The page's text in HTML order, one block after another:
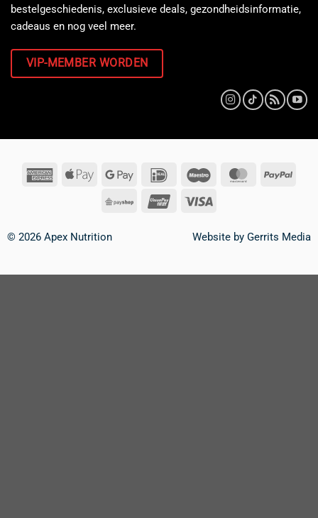
bestelgeschiedenis, exclusieve deals, gezondheidsinformatie,
cadeaus en nog veel meer.
VIP-MEMBER WORDEN
© 2026 Apex Nutrition Website byGerrits Media